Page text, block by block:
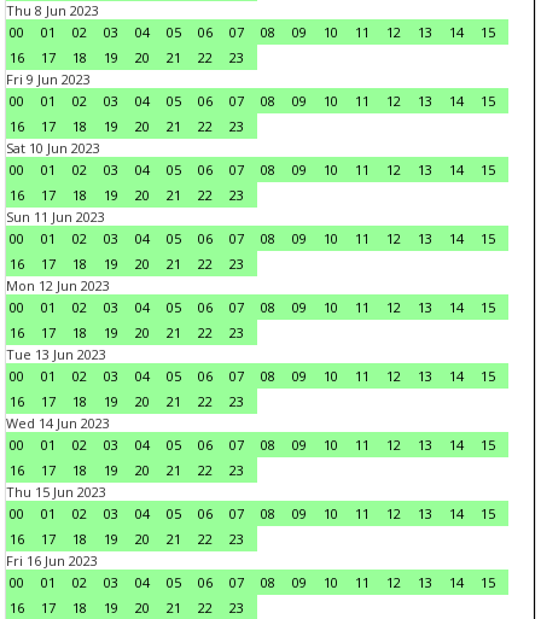
Thu 8 Jun 2023
00
01 02 03 04 05 06 07 08 09 10 11 12 13 14
15
16
17 18 19 20 21 22
23
Fri 9 Jun 2023
00
01 02 03 04 05 06 07 08 09 10 11 12 13 14
15
16
17 18 19 20 21 22
23
Sat 10 Jun 2023
00
01 02 03 04 05 06 07 08 09 10 11 12 13 14
15
16
17 18 19 20 21 22
23
Sun 11 Jun 2023
00
01 02 03 04 05 06 07 08 09 10 11 12 13 14
15
16
17 18 19 20 21 22
23
Mon 12 Jun 2023
00
01 02 03 04 05 06 07 08 09 10 11 12 13 14
15
16
17 18 19 20 21 22
23
Tue 13 Jun 2023
00
01 02 03 04 05 06 07 08 09 10 11 12 13 14
15
16
17 18 19 20 21 22
23
Wed 14 Jun 2023
00
01 02 03 04 05 06 07 08 09 10 11 12 13 14
15
16
17 18 19 20 21 22
23
Thu 15 Jun 2023
00
01 02 03 04 05 06 07 08 09 10 11 12 13 14
15
16
17 18 19 20 21 22
23
Fri 16 Jun 2023
00
01 02 03 04 05 06 07 08 09 10 11 12 13 14
15
16
17 18 19 20 21 22
23